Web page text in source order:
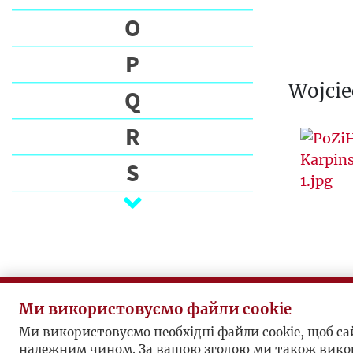
O
P
Q
R
S
Ś
U
V
Ми використовуємо файли cookie
Ми використовуємо необхідні файли cookie, щоб
належним чином. За вашою згодою ми також